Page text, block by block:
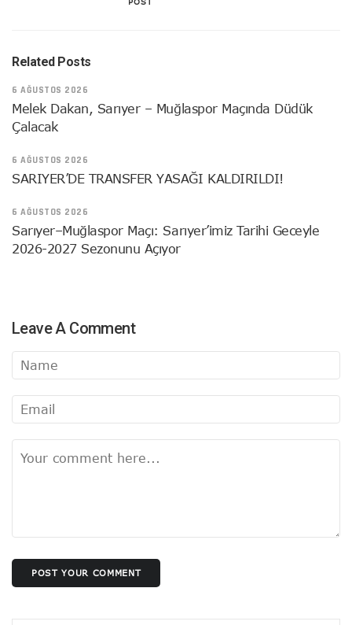
Related Posts
6 AĞUSTOS 2026
Melek Dakan, Sarıyer – Muğlaspor Maçında Düdük
Çalacak
6 AĞUSTOS 2026
SARIYER’DE TRANSFER YASAĞI KALDIRILDI!
6 AĞUSTOS 2026
Sarıyer–Muğlaspor Maçı: Sarıyer’imiz Tarihi Geceyle
2026-2027 Sezonunu Açıyor
Leave A Comment
POST YOUR COMMENT